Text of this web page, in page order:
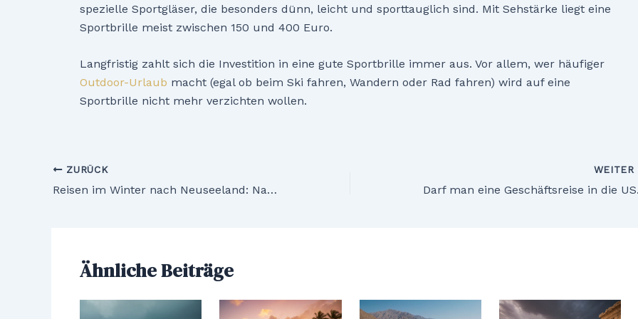
spezielle Sportgläser, die besonders dünn, leicht und sporttauglich sind. Mit Sehstärke liegt eine
Sportbrille meist zwischen 150 und 400 Euro.
Langfristig zahlt sich die Investition in eine gute Sportbrille immer aus. Vor allem, wer häufiger
Outdoor-Urlaub macht (egal ob beim Ski fahren, Wandern oder Rad fahren) wird auf eine
Sportbrille nicht mehr verzichten wollen.
Beitragsnavigation
ZURÜCK
Reisen im Winter nach Neuseeland: Naturerlebnisse, Ruhe und besondere Abenteuer zur Nebensaison
WEITER
Darf
Ähnliche Beiträge